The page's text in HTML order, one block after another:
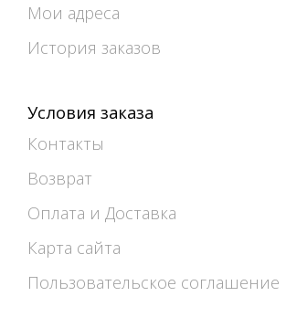
Мои адреса
История заказов
Условия заказа
Контакты
Возврат
Оплата и Доставка
Карта сайта
Пользовательское соглашение